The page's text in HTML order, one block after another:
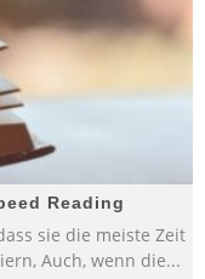
Reading
sie die meiste Zeit
Auch, wenn die...